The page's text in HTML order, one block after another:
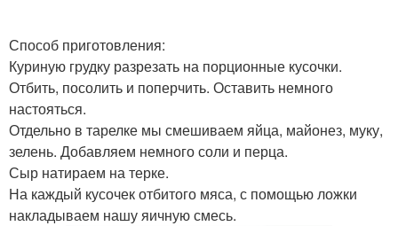
Способ приготовления:
Куриную грудку разрезать на порционные кусочки.
Отбить, посолить и поперчить. Оставить немного
настояться.
Отдельно в тарелке мы смешиваем яйца, майонез, муку,
зелень. Добавляем немного соли и перца.
Сыр натираем на терке.
На каждый кусочек отбитого мяса, с помощью ложки
накладываем нашу яичную смесь.